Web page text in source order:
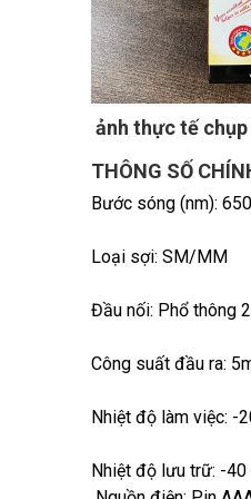
ảnh thực tế
THÔNG SỐ
Bước sóng (nm):
Loại sợi: SM/MM
Đầu nối: Phổ thông
Công suất đầu ra:
Nhiệt độ làm việc: -
Nhiệt độ lưu trữ: -